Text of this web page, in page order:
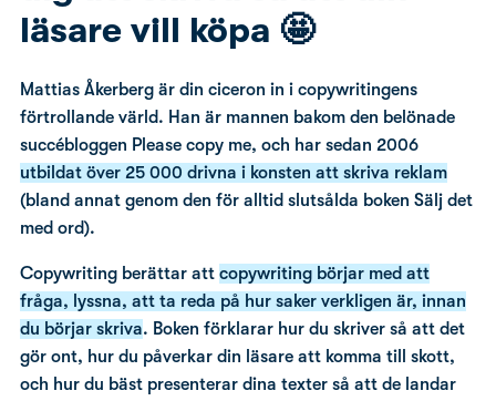
läsare vill köpa 🤩
Mattias Åkerberg är din ciceron in i copywritingens
förtrollande värld. Han är mannen bakom den belönade
succébloggen Please copy me, och har sedan 2006
utbildat över 25 000 drivna i konsten att skriva reklam
(bland annat genom den för alltid slutsålda boken Sälj det
med ord).
Copywriting berättar att copywriting börjar med att
fråga, lyssna, att ta reda på hur saker verkligen är, innan
du börjar skriva. Boken förklarar hur du skriver så att det
gör ont, hur du påverkar din läsare att komma till skott,
och hur du bäst presenterar dina texter så att de landar